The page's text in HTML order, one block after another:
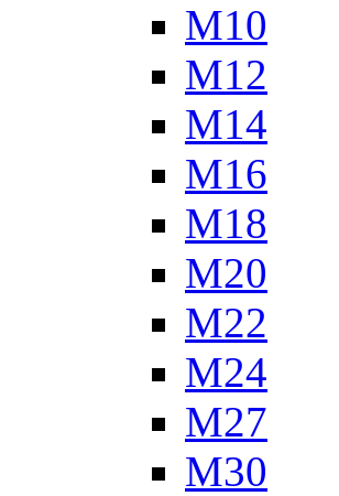
М10
М12
М14
М16
М18
М20
М22
М24
М27
М30